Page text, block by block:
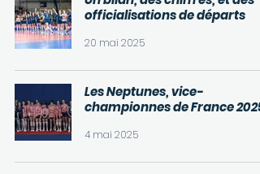
officialisations de départs
20 mai 2025
Les Neptunes, vice-
championnes de France 2025
4 mai 2025